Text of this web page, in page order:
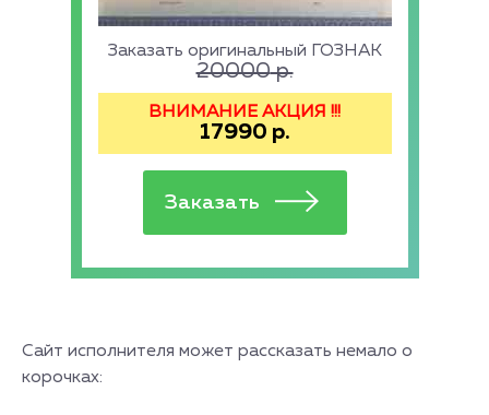
Заказать оригинальный ГОЗНАК
20000р.
ВНИМАНИЕ АКЦИЯ !!!
17990 р.
Сайт исполнителя может рассказать немало о
корочках: